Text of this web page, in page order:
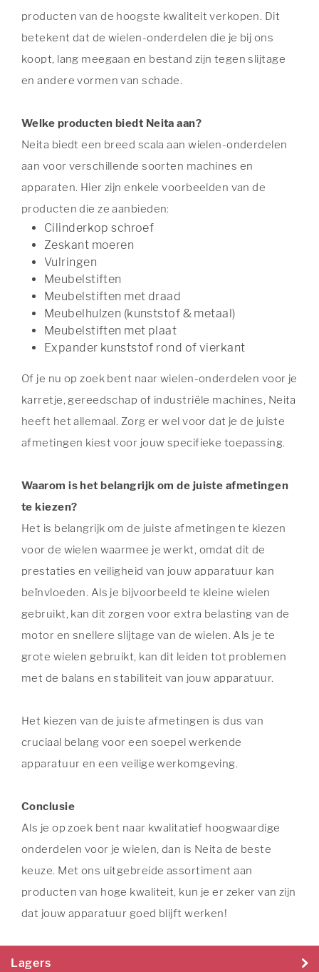
producten van de hoogste kwaliteit verkopen. Dit
betekent dat de wielen-onderdelen die je bij ons
koopt, lang meegaan en bestand zijn tegen slijtage
en andere vormen van schade.
Welke producten biedt Neita aan?
Neita biedt een breed scala aan wielen-onderdelen
aan voor verschillende soorten machines en
apparaten. Hier zijn enkele voorbeelden van de
producten die ze aanbieden:
Cilinderkop schroef
Zeskant moeren
Vulringen
Meubelstiften
Meubelstiften met draad
Meubelhulzen (kunststof & metaal)
Meubelstiften met plaat
Expander kunststof rond of vierkant
Of je nu op zoek bent naar wielen-onderdelen voor je
karretje, gereedschap of industriële machines, Neita
heeft het allemaal. Zorg er wel voor dat je de juiste
afmetingen kiest voor jouw specifieke toepassing.
Waarom is het belangrijk om de juiste afmetingen
te kiezen?
Het is belangrijk om de juiste afmetingen te kiezen
voor de wielen waarmee je werkt, omdat dit de
prestaties en veiligheid van jouw apparatuur kan
beïnvloeden. Als je bijvoorbeeld te kleine wielen
gebruikt, kan dit zorgen voor extra belasting van de
motor en snellere slijtage van de wielen. Als je te
grote wielen gebruikt, kan dit leiden tot problemen
met de balans en stabiliteit van jouw apparatuur.
Het kiezen van de juiste afmetingen is dus van
cruciaal belang voor een soepel werkende
apparatuur en een veilige werkomgeving.
Conclusie
Als je op zoek bent naar kwalitatief hoogwaardige
onderdelen voor je wielen, dan is Neita de beste
keuze. Met ons uitgebreide assortiment aan
producten van hoge kwaliteit, kun je er zeker van zijn
dat jouw apparatuur goed blijft werken!
Lagers